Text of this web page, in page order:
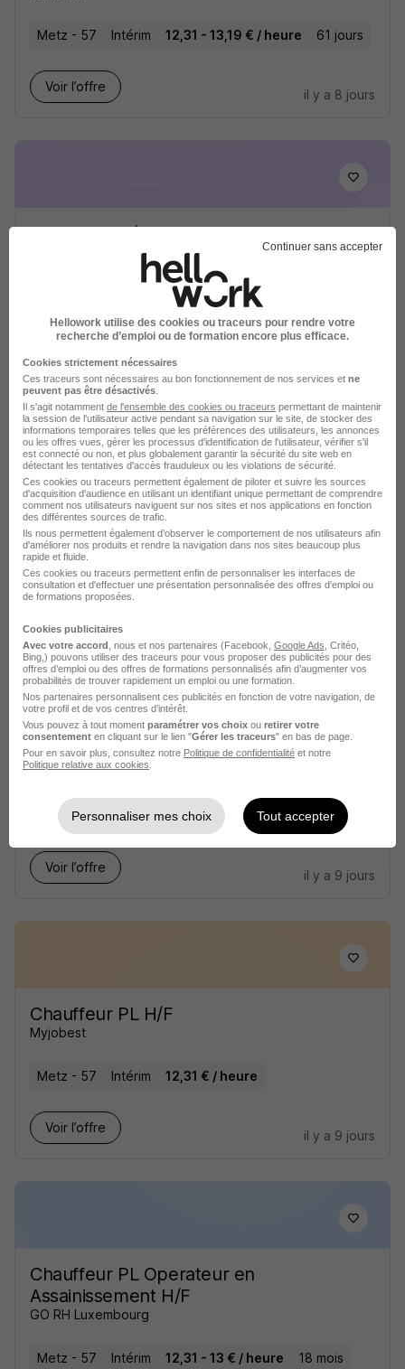
Metz - 57 Intérim 12,31 - 13,19 € / heure 61 jours
Voir l’offre
il y a 8 jours
Chauffeur H/F
12,31 € / heure
Conducteur PL - SPL H/F
CARRO RH
Metz - 57 6 mois
Voir l’offre
Chauffeur PL + Grue Auxiliaire H/F
PROMAN
Metz - 57 Intérim 12,31 € / heure 8 mois
Voir l’offre
il y a 9 jours
Chauffeur PL H/F
Myjobest
Metz - 57 Intérim 12,31 € / heure
Voir l’offre
il y a 9 jours
Chauffeur PL Operateur en
Assainissement H/F
GO RH Luxembourg
Metz - 57 Intérim 12,31 - 13 € / heure 18 mois
Continuer sans accepter
Hellowork utilise des cookies ou traceurs pour rendre votre
recherche d’emploi ou de formation encore plus efficace.
Cookies strictement nécessaires
Ces traceurs sont nécessaires au bon fonctionnement de nos services et ne
peuvent pas être désactivés
Il s'agit notamment de l'ensemble des cookies ou traceurs permettant de maintenir
la session de l'utilisateur active pendant sa navigation sur le site, de stocker des
informations temporaires telles que les préférences des utilisateurs, les annonces
ou les offres vues, gérer les processus d'identification de l'utilisateur, vérifier s'il
est connecté ou non, et plus globalement garantir la sécurité du site web en
détectant les tentatives d'accès frauduleux ou les violations de sécurité.
Ces cookies ou traceurs permettent également de piloter et suivre les sources
d'acquisition d'audience en utilisant un identifiant unique permettant de comprendre
comment nos utilisateurs naviguent sur nos sites et nos applications en fonction
des différentes sources de trafic.
Ils nous permettent également d’observer le comportement de nos utilisateurs afin
d'améliorer nos produits et rendre la navigation dans nos sites beaucoup plus
rapide et fluide.
Ces cookies ou traceurs permettent enfin de personnaliser les interfaces de
consultation et d'effectuer une présentation personnalisée des offres d'emploi ou
de formations proposées.
Cookies publicitaires
Avec votre accord , nous et nos partenaires (Facebook, Google Ads , Critéo,
Bing,) pouvons utiliser des traceurs pour vous proposer des publicités pour des
offres d’emploi ou des offres de formations personnalisés afin d’augmenter vos
probabilités de trouver rapidement un emploi ou une formation.
Nos partenaires personnalisent ces publicités en fonction de votre navigation, de
votre profil et de vos centres d’intérêt.
Vous pouvez à tout moment paramétrer vos choix ou retirer votre
consentement en cliquant sur le lien "Gérer les traceurs" en bas de page.
Pour en savoir plus, consultez notre Politique de confidentialité et notre
Politique relative aux cookies
Personnaliser mes choix Tout accepter